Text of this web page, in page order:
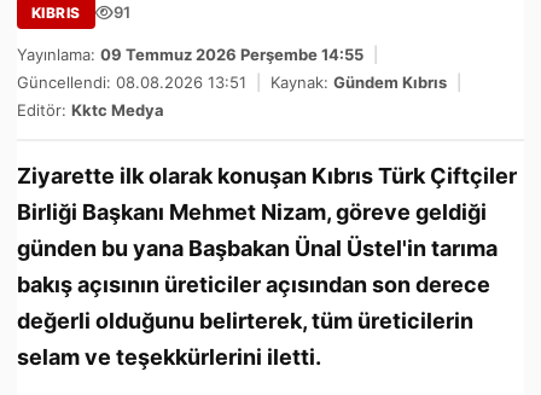
KIBRIS 91
Yayınlama: 09 Temmuz 2026 Perşembe 14:55
Güncellendi: 08.08.2026 13:51
Kaynak: Gündem Kıbrıs
Editör: Kktc Medya
Ziyarette ilk olarak konuşan Kıbrıs Türk Çiftçiler
Birliği Başkanı Mehmet Nizam, göreve geldiği
günden bu yana Başbakan Ünal Üstel'in tarıma
bakış açısının üreticiler açısından son derece
değerli olduğunu belirterek, tüm üreticilerin
selam ve teşekkürlerini iletti.